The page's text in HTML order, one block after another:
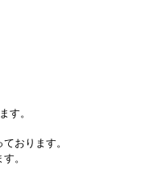
す。
おります。
。